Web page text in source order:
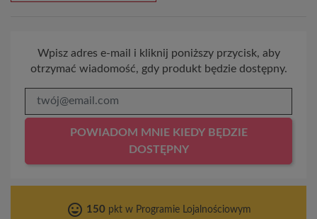
Wpisz adres e-mail i kliknij poniższy przycisk, aby
otrzymać wiadomość, gdy produkt będzie dostępny.
POWIADOM MNIE KIEDY BĘDZIE
DOSTĘPNY
tag_faces 150pkt w Programie Lojalnościowym